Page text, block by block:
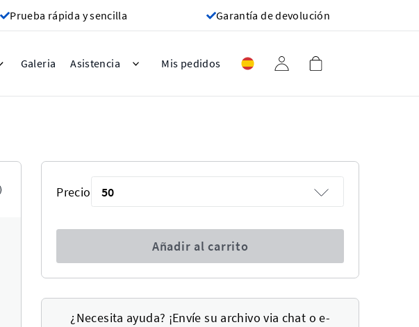
Prueba rápida y sencilla Garantía de devolución
Galeria Asistencia Mis pedidos
Precio 50
Añadir al carrito
¿Necesita ayuda? ¡Envíe su archivo via chat o e-